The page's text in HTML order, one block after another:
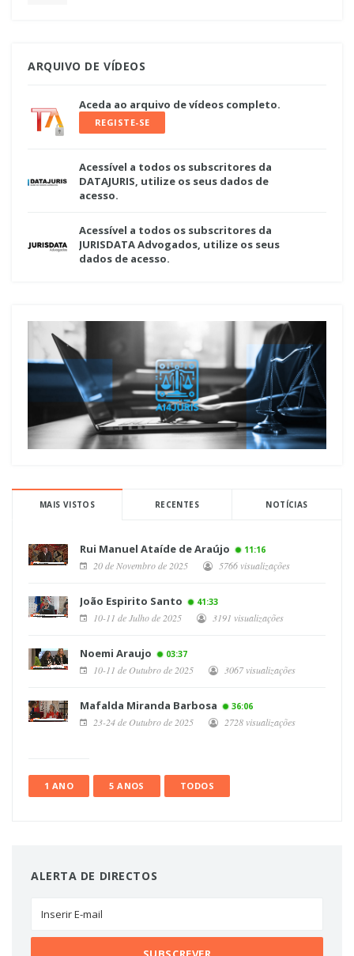
ARQUIVO DE VÍDEOS
Aceda ao arquivo de vídeos completo.
REGISTE-SE
Acessível a todos os subscritores da
DATAJURIS, utilize os seus dados de
acesso.
Acessível a todos os subscritores da
JURISDATA Advogados, utilize os seus
dados de acesso.
MAIS VISTOS RECENTES NOTÍCIAS
Rui Manuel Ataíde de Araújo 11:16
20 de Novembro de 2025 5766 visualizações
João Espirito Santo 41:33
10-11 de Julho de 2025 3191 visualizações
Noemi Araujo 03:37
10-11 de Outubro de 2025 3067 visualizações
Mafalda Miranda Barbosa 36:06
23-24 de Outubro de 2025 2728 visualizações
1 ANO 5 ANOS TODOS
ALERTA DE DIRECTOS